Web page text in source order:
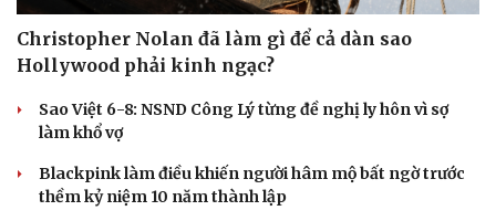
Christopher Nolan đã làm gì để cả dàn sao
Hollywood phải kinh ngạc?
Sao Việt 6-8: NSND Công Lý từng đề nghị ly hôn vì sợ
làm khổ vợ
Blackpink làm điều khiến người hâm mộ bất ngờ trước
thềm kỷ niệm 10 năm thành lập